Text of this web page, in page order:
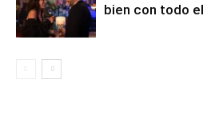
bien con todo